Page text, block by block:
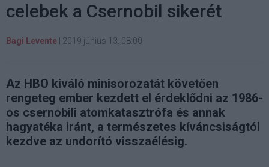
celebek a Csernobil sikerét
Bagi Levente 2019 június 13. 08:00
Az HBO kiváló minisorozatát követően
rengeteg ember kezdett el érdeklődni az 1986-
os csernobili atomkatasztrófa és annak
hagyatéka iránt, a természetes kíváncsiságtól
kezdve az undorító visszaélésig.